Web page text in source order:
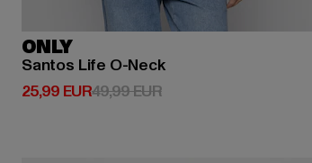
ONLY
Santos Life O-Neck
25,99 EUR
Derzeitiger Preis: 25,99 EUR
49,99 EURAktionspreis: 49,99 EUR